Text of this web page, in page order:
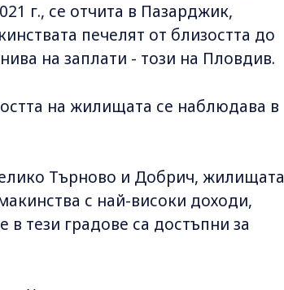
г., се отчита в Пазарджик,
печелят от близостта до
на заплати - този на Пловдив.
на жилищата се наблюдава в
Търново и Добрич, жилищата
с най-високи доходи,
в тези градове са достъпни за